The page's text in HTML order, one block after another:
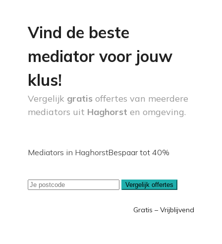
Vind de beste
mediator voor jouw
klus!
Vergelijk gratis offertes van meerdere
mediators uit Haghorst en omgeving.
Mediators in HaghorstBespaar tot 40%
Vergelijk offertes
Gratis – Vrijblijvend